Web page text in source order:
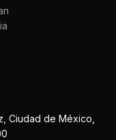
Ciudad de México,